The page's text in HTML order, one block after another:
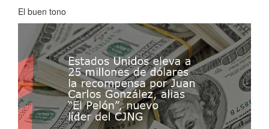
El buen tono